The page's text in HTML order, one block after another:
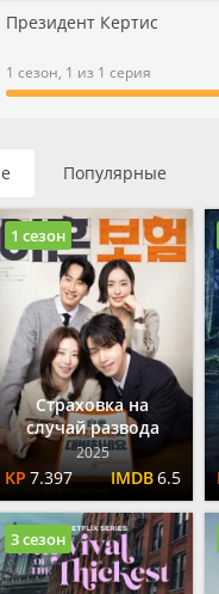
Мелодрамы
Приключения
Триллеры
Фантастика
Президент Кертис
1 сезон, 1 из 1 серия
Популярные
Страховка на
случай развода
2025
7.397 6.5
1 сезон
3 сезон